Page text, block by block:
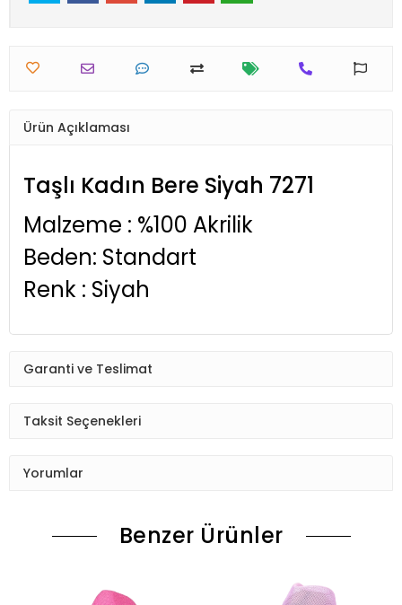
Ürün Açıklaması
Taşlı Kadın Bere Siyah 7271
Malzeme : %100 Akrilik
Beden: Standart
Renk : Siyah
Garanti ve Teslimat
Taksit Seçenekleri
Yorumlar
Benzer Ürünler